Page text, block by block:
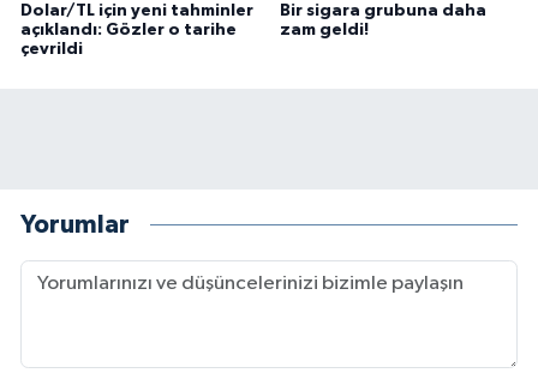
Dolar/TL için yeni tahminler
açıklandı: Gözler o tarihe
çevrildi
Bir sigara grubuna daha
zam geldi!
Yorumlar